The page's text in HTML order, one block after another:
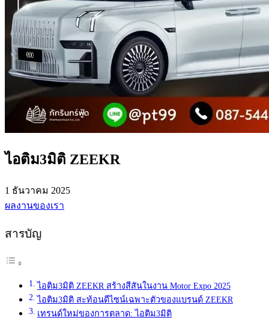
ไอติม3มิติ ZEEKR
1 ธันวาคม 2025
ผลงานของเรา
สารบัญ
ไอติม3มิติ ZEEKR สร้างสีสันในงาน Motor Expo 2025
ไอติม3มิติ สะท้อนดีไซน์เฉพาะตัวของแบรนด์ ZEEKR
เทรนด์ใหม่ของการตลาด: ไอติม3มิติ